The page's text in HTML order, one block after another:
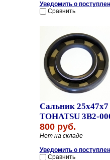
Уведомить о
Сравнить
Сальник 25x47x7
TOHATSU 3B2-
800 руб.
Нет на складе
Уведомить о
Сравнить